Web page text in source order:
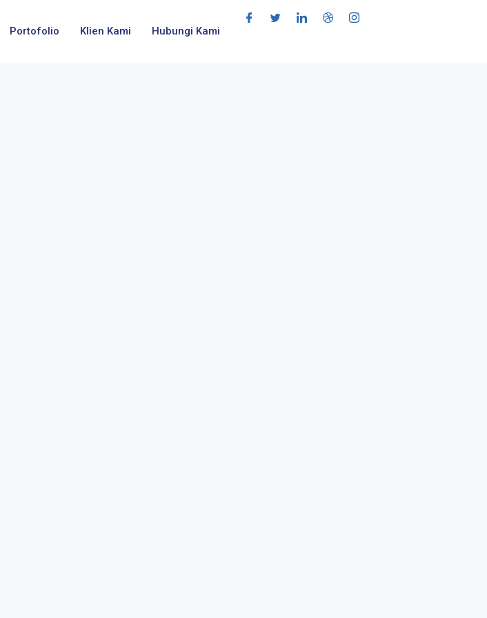
Portofolio Klien Kami Hubungi Kami